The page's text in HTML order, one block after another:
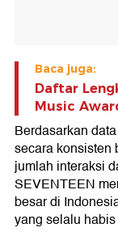
Baca juga:
Daftar
Music
Berdasarkan
secara konsisten
jumlah interaksi
SEVENTEEN
besar di
yang selalu